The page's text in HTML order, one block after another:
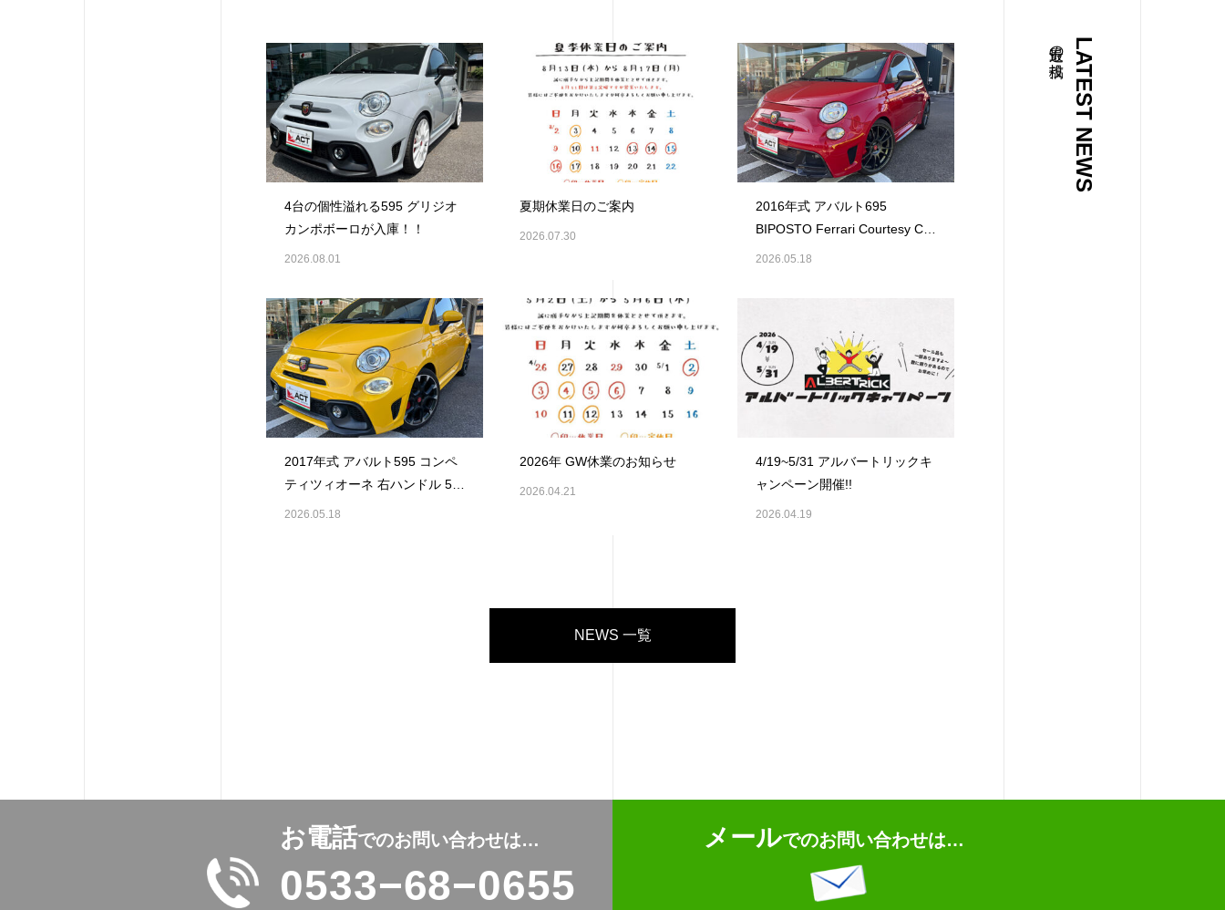
LATEST NEWS
最近の投稿
4台の個性溢れる595 グリジオ
カンポボーロが入庫！！
2026.08.01
夏期休業日のご案内
2026.07.30
2016年式 アバルト695
BIPOSTO Ferrari Courtesy Car
1.4TURBO 190psが入庫しまし
2026.05.18
2017年式 アバルト595 コンペ
ティツィオーネ 右ハンドル 5速
マニュアルが入庫しました！
2026.05.18
2026年 GW休業のお知らせ
2026.04.21
4/19~5/31 アルバートリックキ
ャンペーン開催!!
2026.04.19
NEWS 一覧
お電話でのお問い合わせは…
0533−68−0655
メールでのお問い合わせは…